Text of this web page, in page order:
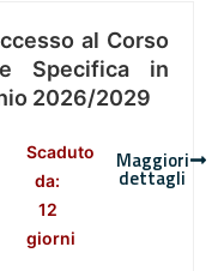
al Corso
Specifica in
2026/2029
Scaduto
da:
12
giorni
Maggiori
dettagli